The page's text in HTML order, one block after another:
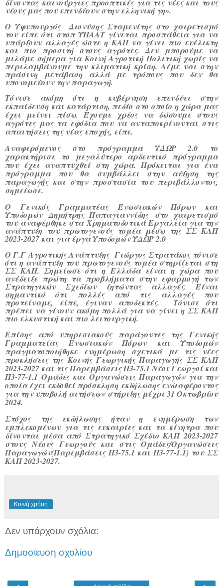
δίνοντας καινούργιες προοπτικές για τις νέες και τους
νέους μας που επενδύουν στην ελληνική γη».
Ο Υφυπουργός Διονύσης Σταμενίτηςστο χαιρετισμό
του είπε ότι στοπ ΥΠΑΑΤ γίνεται προσπάθεια για να
υπάρξουν αλλαγές ώστε η ΚΑΠ να γίνει πιο ευέλικτη
και πιο προσιτή στους αγρότες. Δεν μπορούμε να
μιλάμε σήμερα για Κοινή Αγροτική Πολιτική χωρίς να
περιλαμβάνουμε την κλιματική κρίση. Λέμε ναι στην
πράσινη μετάβαση αλλά με τρόπους που δεν θα
υπονομεύουν την παραγωγή.
Τόνισε ακόμη ότι η κυβέρνηση επενδύει στην
εκπαίδευση και κατάρτιση, πεδίο στο οποίο η χώρα μας
έχει μείνει πίσω. Έχουμε χρέος να δώσουμε στους
αγρότες μας τα εφόδια που να ανταποκρίνονται στις
απαιτήσεις της νέας εποχής, είπε.
Αναφερόμενος στο πρόγραμμα ΥΔΩΡ 2.0 το
χαρακτήρισε το μεγαλύτερο αρδευτικό πρόγραμμα
που έχει αναπτυχθεί στη χώρα. Πρόκειται για ένα
πρόγραμμα που θα συμβάλλει στην αύξηση της
παραγωγής και στην προστασία του περιβάλλοντος,
σημείωσε.
Ο Γενικός Γραμματέας Ενωσιακών Πόρων και
Υποδομών Δημήτρης Παπαγιαννίδης στο χαιρετισμό
του αναφέρθηκε στα Χρηματοδοτικά Εργαλεία για την
ανάπτυξη του πρωτογενούς τομέα μέσω της ΣΣ ΚΑΠ
2023-2027 και για έργα Υποδομών ΥΔΩΡ 2.0
Ο Γ.Γ Αγροτικής Ανάπτυξης Γιώργος Στρατάκος τόνισε
ότι η ανάπτυξη του πρωτογενούς τομέα στηρίζεται στη
ΣΣ ΚΑΠ. Σημείωσε ότι η Ελλάδα είναι η χώρα που
ανέδειξε πρώτη τα προβλήματα στην εφαρμογή των
Στρατηγικών Σχεδίων ζητώντας αλλαγές. Είναι
σημαντικό ότι πολλές από τις αλλαγές που
προτείναμε, είπε, έγιναν αποδεκτές. Τόνισε ότι
πρέπει να γίνουν ακόμη πολλά για να γίνει η ΣΣ ΚΑΠ
πιο ελκυστική και πιο λειτουργική.
Επίσης από υπηρεσιακούς παράγοντες της Γενικής
Γραμματείας Ενωσιακών Πόρων και Υποδομών
πραγματοποιήθηκε ενημέρωση σχετικά με τις νέες
προκλήσεις της Κοινής Γεωργικής Παραγωγής ΣΣ ΚΑΠ
2023-2027 και τις Παρεμβάσεις Π3-75.1 Νέοι Γεωργοί και
Π3-77-1.1 Ομάδες και Οργανώσεις Παραγωγών για την
οποία έχει εκδοθεί πρόσκληση εκδήλωσης ενδιαφέροντος
για την υποβολή αιτήσεων στήριξης μέχρι 31 Οκτωβρίου
2024.
Στόχος της εκδήλωσης ήταν η ενημέρωση των
εμπλεκομένων για τις ευκαιρίες και τα κίνητρα που
δίνονται μέσα από Στρατηγικό Σχέδιο ΚΑΠ 2023-2027
στους Νέους Γεωργούς και στις Ομάδες/Οργανώσεις
Παραγωγών(Παρεμβάσεις Π3-75.1 και Π3-77-1.1) του ΣΣ
ΚΑΠ 2023-2027.
Κοινή χρήση
Δεν υπάρχουν σχόλια:
Δημοσίευση σχολίου